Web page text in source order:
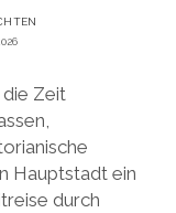
Zeit
Hauptstadt ein
durch